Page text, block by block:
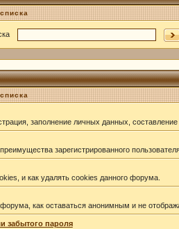
заполнение личных данных,
зарегистрированного
и как удалять cookies данного форума.
как оставаться анонимным и не
забытого пароля